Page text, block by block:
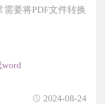
要将PDF文件转换
2024-08-24